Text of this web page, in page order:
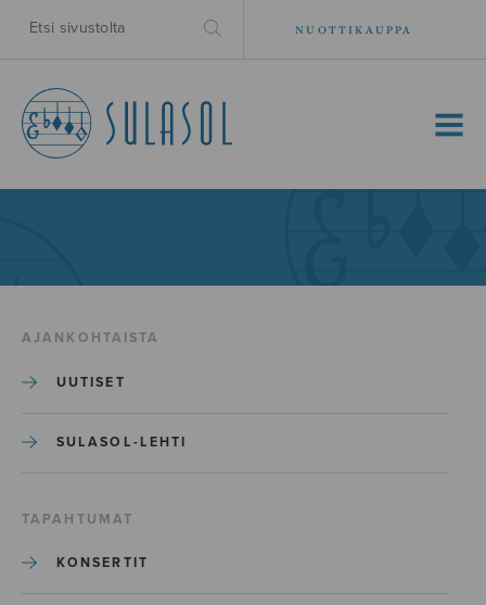
NUOTTIKAUPPA
MENU
AJANKOHTAISTA
UUTISET
SULASOL-LEHTI
TAPAHTUMAT
KONSERTIT